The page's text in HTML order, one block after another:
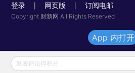
登录 网页版 订阅电邮
Copyright 财新网 All Rights Reserved
发表评论得积分
App 内打开